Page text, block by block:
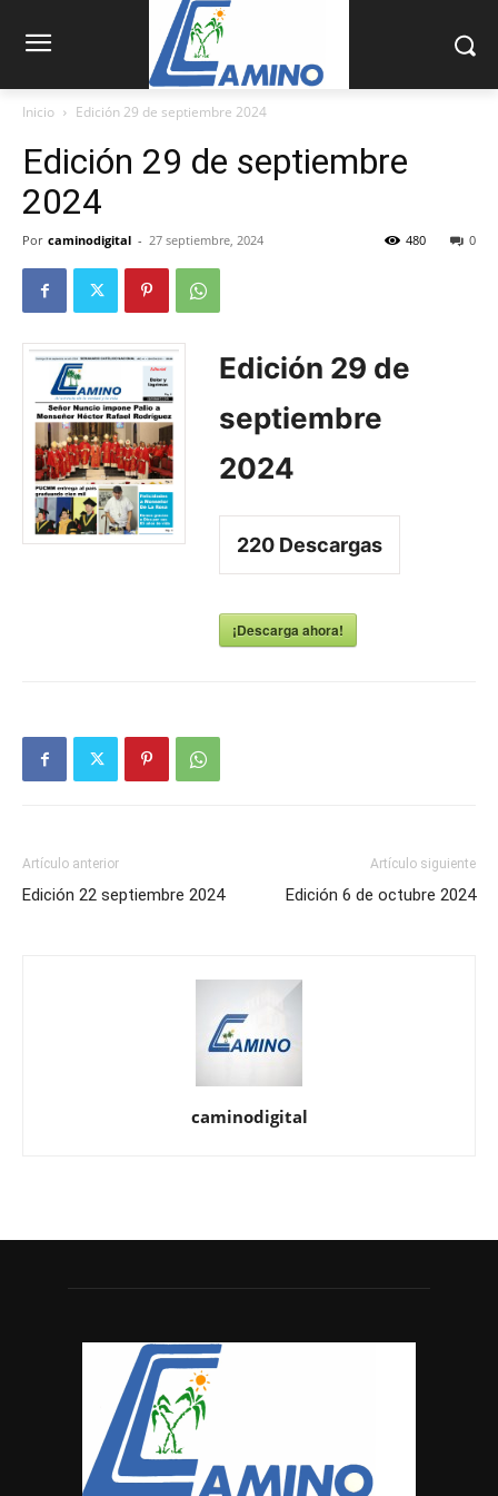
Inicio Edición 29 de septiembre 2024
Edición 29 de septiembre
2024
Por caminodigital - 27 septiembre, 2024 0
480
Edición 29 de
septiembre
2024
220Descargas
¡Descarga ahora!
Artículo anterior
Edición 22 septiembre 2024
Artículo siguiente
Edición 6 de octubre 2024
caminodigital